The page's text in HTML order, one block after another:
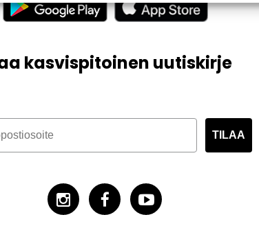
kasvispitoinen uutiskirje
TILAA